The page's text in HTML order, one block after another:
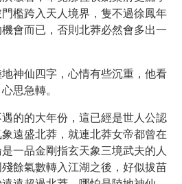
檻跨入天人境界，隻不過徐鳳年
會而已，否則北莽必然會多出一
神仙四字，心情有些沉重，他看
思急轉。
的的大年份，這已經是世人公認
遠盛北莽，就連北莽女帝都曾在
一品金剛指玄天象三境武夫的人
餘氣數轉入江湖之後，好似拔苗